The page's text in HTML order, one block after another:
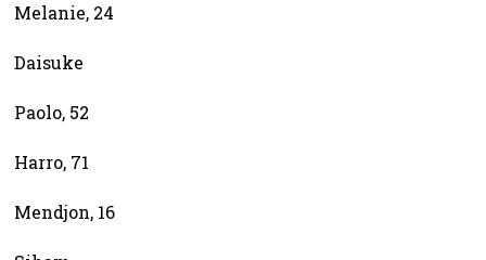
Melanie, 24
Daisuke
Paolo, 52
Harro, 71
Mendjon, 16